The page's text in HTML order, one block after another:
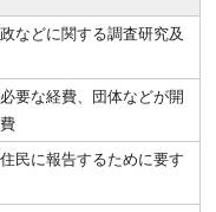
などに関する調査研究及
要な経費、団体などが開
民に報告するために要す